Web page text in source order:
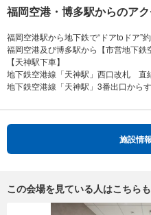
福岡空港・博多駅からのア
福岡空港駅から地下鉄で“ドアtoドア”
福岡空港及び博多駅から【市営地下鉄
【天神駅下車】
地下鉄空港線「天神駅」西口改札 直
施設情
この会場を見ている人はこちら